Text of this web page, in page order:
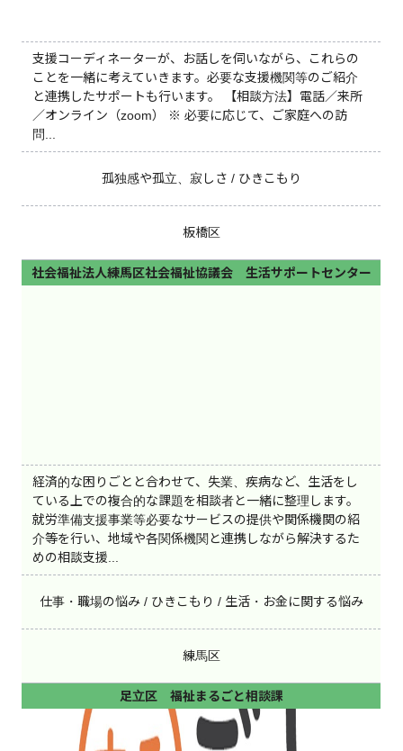
支援コーディネーターが、お話しを伺いながら、これらの
ことを一緒に考えていきます。必要な支援機関等のご紹介
と連携したサポートも行います。 【相談方法】電話／来所
／オンライン（zoom） ※ 必要に応じて、ご家庭への訪
問...
孤独感や孤立、寂しさ / ひきこもり
板橋区
社会福祉法人練馬区社会福祉協議会 生活サポートセンター
経済的な困りごとと合わせて、失業、疾病など、生活をし
ている上での複合的な課題を相談者と一緒に整理します。
就労準備支援事業等必要なサービスの提供や関係機関の紹
介等を行い、地域や各関係機関と連携しながら解決するた
めの相談支援...
仕事・職場の悩み / ひきこもり / 生活・お金に関する悩み
練馬区
足立区 福祉まるごと相談課